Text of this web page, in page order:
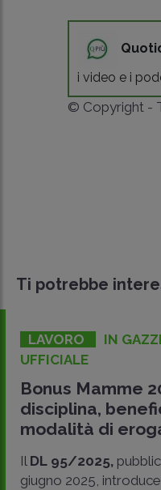
i video e i
© Copyright -
Ti potrebbe
LAVORO
IN
UFFICIALE
Bonus Mamme
disciplina,
modalità di
Il DL 95/2025,
giugno 2025,